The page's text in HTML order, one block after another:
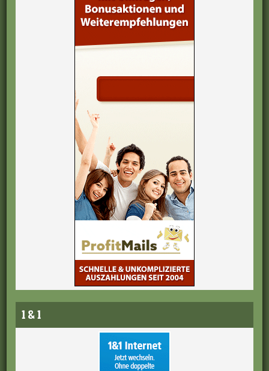
1 & 1